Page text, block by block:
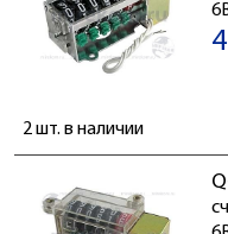
2 шт. в наличии